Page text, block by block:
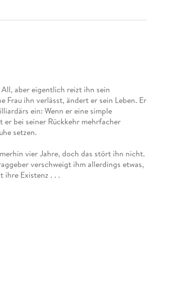
aber eigentlich reizt ihn sein
Frau ihn verlässt, ändert er sein Leben. Er
ein: Wenn er eine simple
bei seiner Rückkehr mehrfacher
setzen.
vier Jahre, doch das stört ihn nicht.
verschweigt ihm allerdings etwas,
ihre Existenz . . .